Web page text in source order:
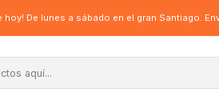
hoy! De lunes a sábado en el gran Santiago.
4Fan ARGB BK
Gabinete